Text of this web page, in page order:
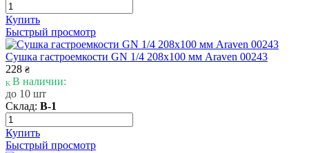
Купить
Быстрый просмотр
Сушка гастроемкости GN 1/4 208х100 мм Araven 00243
228 ₴
В наличии:
до 10 шт
Склад: В-1
Купить
Быстрый просмотр